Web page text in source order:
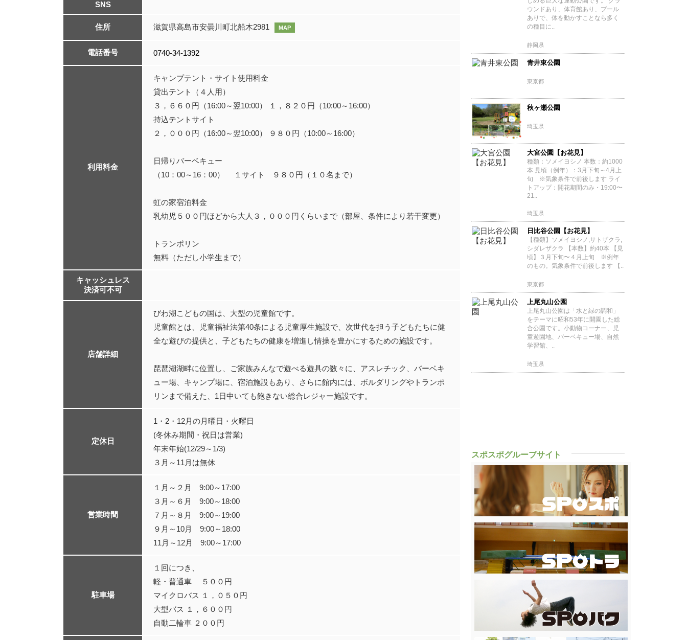
SNS
住所 滋賀県高島市安曇川町北船木2981 MAP
電話番号 0740-34-1392
利用料金
キャンプテント・サイト使用料金
貸出テント（４人用）
３，６６０円（16:00～翌10:00） １，８２０円（10:00～16:00）
持込テントサイト
２，０００円（16:00～翌10:00） ９８０円（10:00～16:00）
日帰りバーベキュー
（10：00～16：00） １サイト ９８０円（１０名まで）
虹の家宿泊料金
乳幼児５００円ほどから大人３，０００円くらいまで（部屋、条件により若干変更）
トランポリン
無料（ただし小学生まで）
キャッシュレス
決済可不可
店舗詳細
びわ湖こどもの国は、大型の児童館です。
児童館とは、児童福祉法第40条による児童厚生施設で、次世代を担う子どもたちに健
全な遊びの提供と、子どもたちの健康を増進し情操を豊かにするための施設です。
琵琶湖湖畔に位置し、ご家族みんなで遊べる遊具の数々に、アスレチック、バーベキ
ュー場、キャンプ場に、宿泊施設もあり、さらに館内には、ボルダリングやトランポ
リンまで備えた、1日中いても飽きない総合レジャー施設です。
定休日
1・2・12月の月曜日・火曜日
(冬休み期間・祝日は営業)
年末年始(12/29～1/3)
３月～11月は無休
営業時間
１月～２月 9:00～17:00
３月～６月 9:00～18:00
７月～８月 9:00～19:00
９月～10月 9:00～18:00
11月～12月 9:00～17:00
駐車場
１回につき、
軽・普通車 ５００円
マイクロバス １，０５０円
大型バス １，６００円
自動二輪車 ２００円
ウンドあり、体育館あり、プール
ありで、体を動かすことなら多く
の種目に..
静岡県
青井東公園
東京都
秋ヶ瀬公園
埼玉県
大宮公園【お花見】
種類：ソメイヨシノ 本数：約1000
本 見頃（例年）：3月下旬～4月上
旬 ※気象条件で前後します ライ
トアップ：開花期間のみ・19:00〜
21..
埼玉県
日比谷公園【お花見】
【種類】ソメイヨシノ,サトザクラ,
シダレザクラ 【本数】約40本 【見
頃】３月下旬〜４月上旬 ※例年
のもの。気象条件で前後します 【..
東京都
上尾丸山公園
上尾丸山公園は「水と緑の調和」
をテーマに昭和53年に開園した総
合公園です。小動物コーナー、児
童遊園地、バーベキュー場、自然
学習館、..
埼玉県
スポスポグループサイト